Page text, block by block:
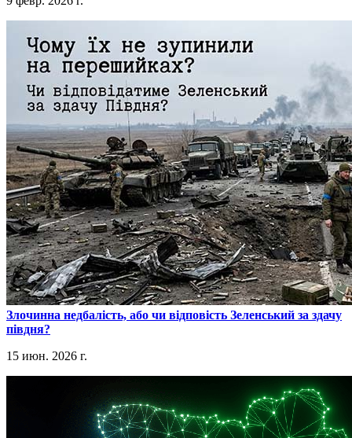
​Злочинна недбалість, або чи відповість Зеленський за здачу
півдня?
15 июн. 2026 г.